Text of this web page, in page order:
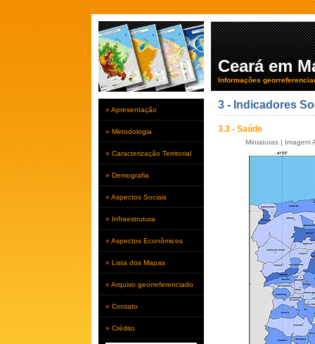
Ceará em
Informações
» Apresentação
» Metodologia
» Caracterização Territorial
» Demografia
» Aspectos Sociais
» Infraestrutura
» Aspectos Econômicos
» Lista dos Mapas
» Arquivo georreferenciado
» Contato
» Crédito
3 - Indicadores
3.3 - Saúde
Miniaturas | Imagem